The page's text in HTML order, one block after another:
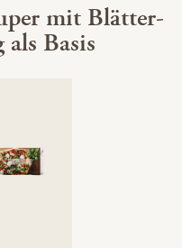
mit Blätter-
als Basis